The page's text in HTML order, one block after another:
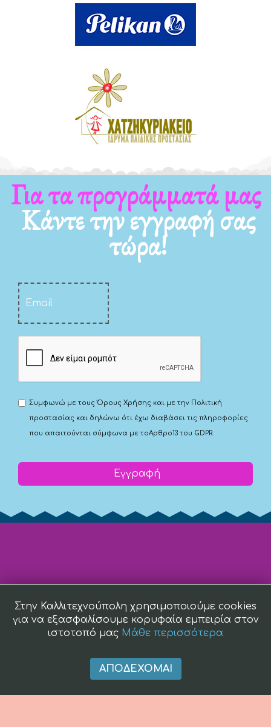
Για τα νέα μας
Κάντε την εγγραφή σας
τώρα!
Συμφωνώ με τουςΌρους Χρήσης και με την Πολιτική
προστασίας και δηλώνω ότι έχω διαβάσει τις πληροφορίες
που απαιτούνται σύμφωνα με τοΑρθρο13 του GDPR.
Εγγραφή
Στην Καλλιτεχνούπολη χρησιμοποιούμε cookies
για να εξασφαλίσουμε κορυφαία εμπειρία στον
ιστοτοπό μας Μάθε περισσότερα
ΑΠΟΔΈΧΟΜΑΙ